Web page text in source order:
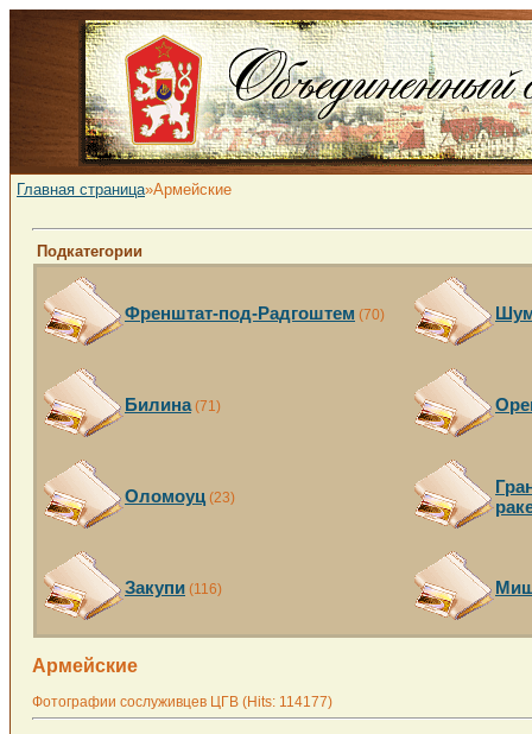
Главная страница»Армейские
Подкатегории
Френштат-под-Радгоштем (70)
Билина(71)
Оломоуц (23)
Закупи (116)
Армейские
Фотографии сослуживцев ЦГВ (Hits: 114177)